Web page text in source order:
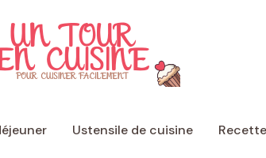
Ustensile de cuisine